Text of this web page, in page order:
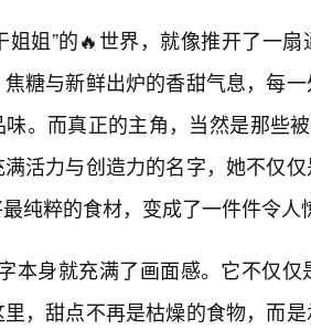
姐姐”的🔥世界，就像推开了一
糖与新鲜出炉的香甜气息，每一
。而真正的主角，当然是那些
活力与创造力的名字，她不仅
纯粹的食材，变成了一件件令人
本身就充满了画面感。它不仅
，甜点不再是枯燥的食物，而